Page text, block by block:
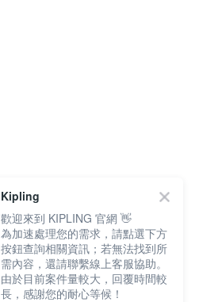
Kipling
歡迎來到 KIPLING 官網 👋
為加速處理您的需求，請點選下方
按鈕查詢相關資訊；若無法找到所
需內容，還請聯繫線上客服協助。
由於目前案件量較大，回覆時間較
長，感謝您的耐心等候！